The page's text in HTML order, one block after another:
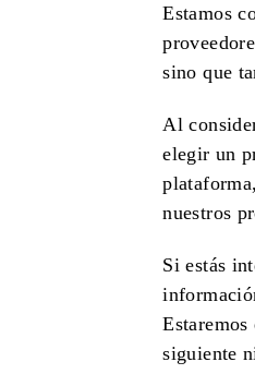
Estamos
sino que
Al
elegir un
nuestros
Si estás
siguiente